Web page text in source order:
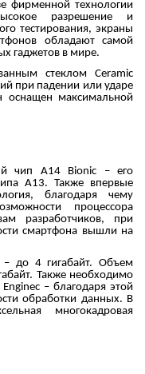
фирменной технологии
разрешение и
тестирования, экраны
обладают самой
гаджетов в мире.
стеклом Ceramic
при падении или ударе
оснащен максимальной
чип А14 Bionic – его
А13. Также впервые
благодаря чему
процессора
разработчиков, при
смартфона вышли на
до 4 гигабайт. Объем
Также необходимо
– благодаря этой
обработки данных. В
многокадровая